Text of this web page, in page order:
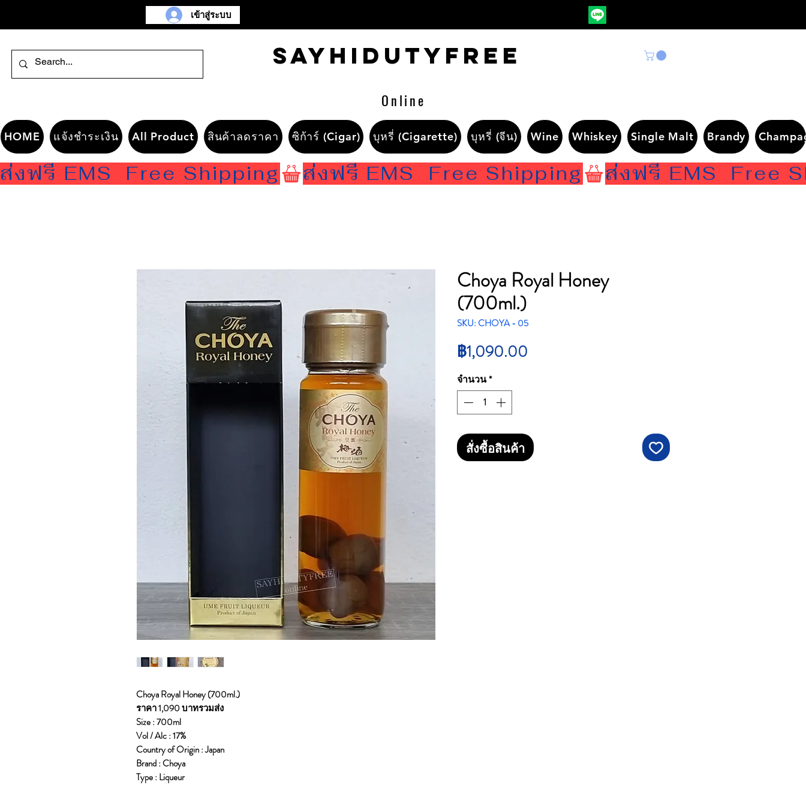
เข้าสู่ระบบ
Sayhidutyfree
Online
HOME แจ้งชำระเงิน All Product สินค้าลดราคา ซิก้าร์ (Cigar) บุหรี่ (Cigarette) บุหรี่ (จีน) Wine Whiskey Single Malt Brandy
ส่งฟรี EMS  Free Shipping
Choya Royal Honey (700ml.)
ราคา 1,090 บาทรวมส่ง
Size : 700ml
Vol / Alc : 17%
Country of Origin : Japan
Brand : Choya
Type : Liqueur
Choya Royal Honey
(700ml.)
SKU: CHOYA - 05
฿1,090.00
จำนวน*
สั่งซื้อสินค้า